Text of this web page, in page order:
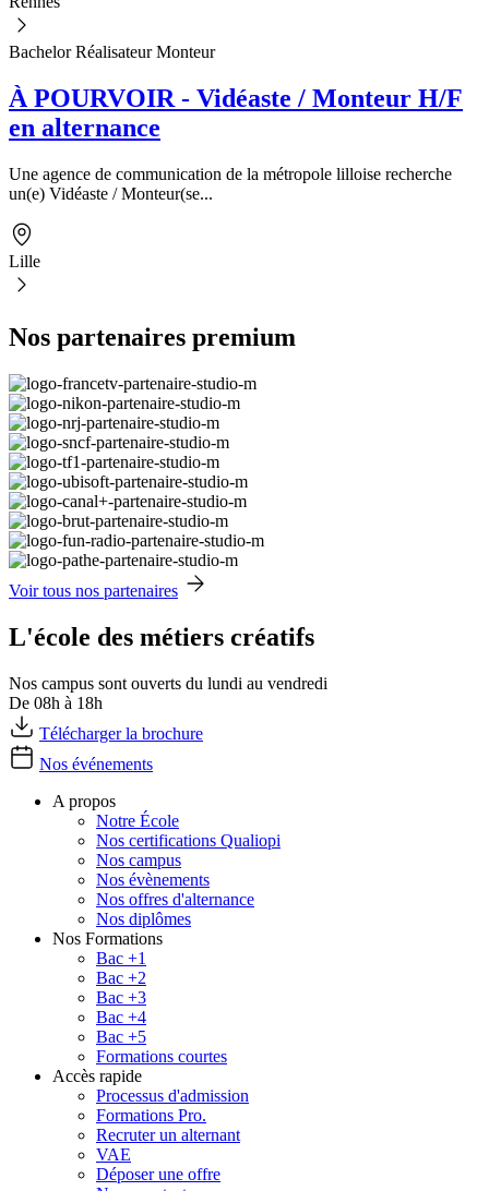
Bachelor Réalisateur Monteur
À POURVOIR - Vidéaste / Monteur H/F
en alternance
Une agence de communication de la métropole lilloise recherche
un(e) Vidéaste / Monteur(se...
Lille
Nos partenaires premium
Voir tous nos partenaires
L'école des métiers créatifs
Nos campus sont ouverts du lundi au vendredi
De 08h à 18h
Télécharger la brochure
Nos événements
A propos
Notre École
Nos certifications Qualiopi
Nos campus
Nos évènements
Nos offres d'alternance
Nos diplômes
Nos Formations
Bac +1
Bac +2
Bac +3
Bac +4
Bac +5
Formations courtes
Accès rapide
Processus d'admission
Formations Pro.
Recruter un alternant
VAE
Déposer une offre